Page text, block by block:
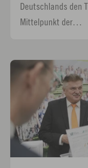
Deutschlands den
Mittelpunkt der…